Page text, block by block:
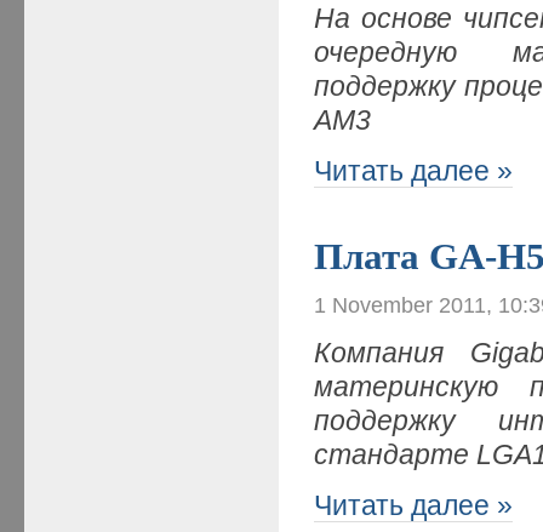
На основе
очередную
поддержку
AM3
Читать далее »
Плата GA-
1 November 2011,
Компания
материнскую
поддержку
стандарте
Читать далее »